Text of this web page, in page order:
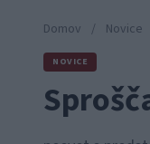
Domov / Novice
NOVICE